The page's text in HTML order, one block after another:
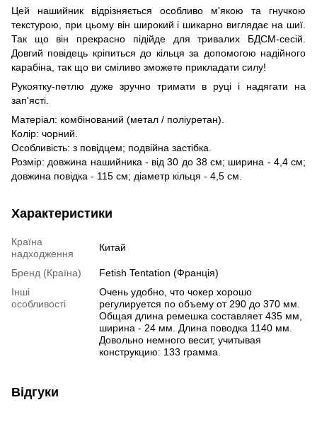
Цей нашийник відрізняється особливо м'якою та гнучкою
текстурою, при цьому він широкий і шикарно виглядає на шиї.
Так що він прекрасно підійде для тривалих БДСМ-сесій.
Довгий повідець кріпиться до кільця за допомогою надійного
карабіна, так що ви сміливо зможете прикладати силу!
Рукоятку-петлю дуже зручно тримати в руці і надягати на
зап'ясті.
Матеріал: комбінований (метал / поліуретан).
Колір: чорний.
Особливість: з повідцем; подвійна застібка.
Розмір: довжина нашийника - від 30 до 38 см; ширина - 4,4 см;
довжина повідка - 115 см; діаметр кільця - 4,5 см.
Характеристики
Країна
надходження
Китай
Бренд (Країна)
Fetish Tentation (Франція)
Інші
особливості
Очень удобно, что чокер хорошо
регулируется по объему от 290 до 370 мм.
Общая длина ремешка составляет 435 мм,
ширина - 24 мм. Длина поводка 1140 мм.
Довольно немного весит, учитывая
конструкцию: 133 грамма.
Відгуки